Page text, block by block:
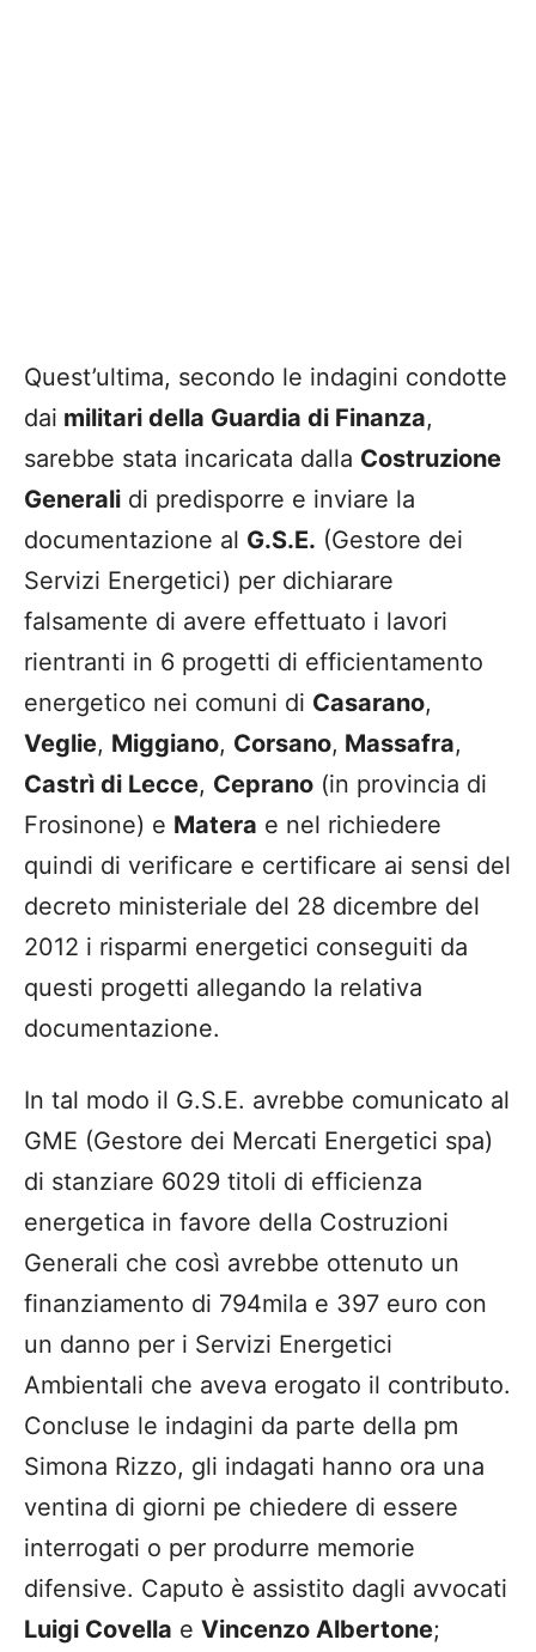
Quest’ultima, secondo le indagini condotte
dai militari della Guardia di Finanza,
sarebbe stata incaricata dalla Costruzione
Generali di predisporre e inviare la
documentazione al G.S.E. (Gestore dei
Servizi Energetici) per dichiarare
falsamente di avere effettuato i lavori
rientranti in 6 progetti di efficientamento
energetico nei comuni di Casarano,
Veglie, Miggiano, Corsano, Massafra,
Castrì di Lecce, Ceprano (in provincia di
Frosinone) e Matera e nel richiedere
quindi di verificare e certificare ai sensi del
decreto ministeriale del 28 dicembre del
2012 i risparmi energetici conseguiti da
questi progetti allegando la relativa
documentazione.
In tal modo il G.S.E. avrebbe comunicato al
GME (Gestore dei Mercati Energetici spa)
di stanziare 6029 titoli di efficienza
energetica in favore della Costruzioni
Generali che così avrebbe ottenuto un
finanziamento di 794mila e 397 euro con
un danno per i Servizi Energetici
Ambientali che aveva erogato il contributo.
Concluse le indagini da parte della pm
Simona Rizzo, gli indagati hanno ora una
ventina di giorni pe chiedere di essere
interrogati o per produrre memorie
difensive. Caputo è assistito dagli avvocati
Luigi Covella e Vincenzo Albertone;